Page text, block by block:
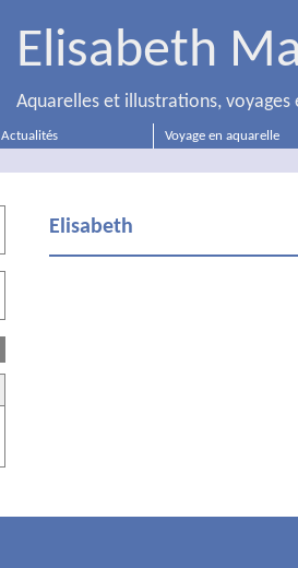
Elisabeth
Aquarelles et illustrations, voyages
Actualités Voyage en aquarelle
Elisabeth